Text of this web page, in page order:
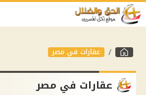
عقارات في مصر
عقارات في مصر